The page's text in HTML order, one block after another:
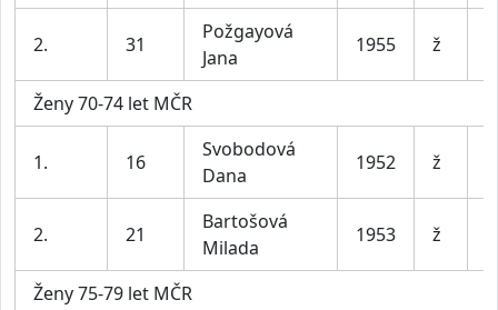
2. 31
Požgayová
Jana
1955 ž
Ženy 70-74 let MČR
1. 16
Svobodová
Dana
1952 ž
2. 21
Bartošová
Milada
1953 ž
Ženy 75-79 let MČR